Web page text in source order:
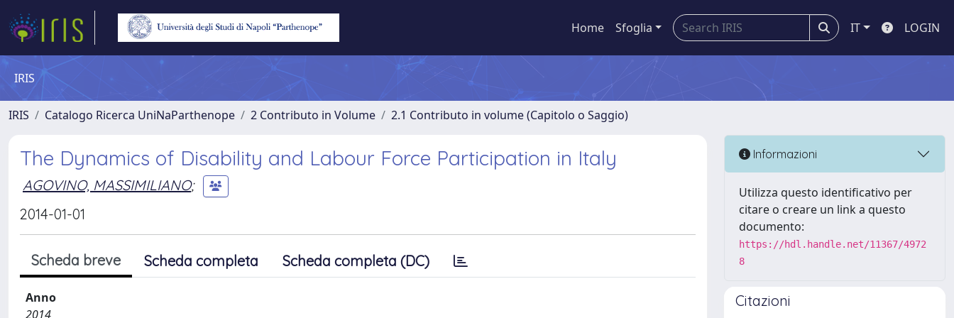
Home Sfoglia IT LOGIN
IRIS
IRIS Catalogo Ricerca UniNaParthenope 2 Contributo in Volume 2.1 Contributo in volume (Capitolo o Saggio)
The Dynamics of Disability and Labour Force Participation in Italy
AGOVINO, MASSIMILIANO;
2014-01-01
Scheda breve Scheda completa Scheda completa (DC)
Anno
2014
Informazioni
Utilizza questo identificativo per
citare o creare un link a questo
documento:
https://hdl.handle.net/11367/4972
8
Citazioni